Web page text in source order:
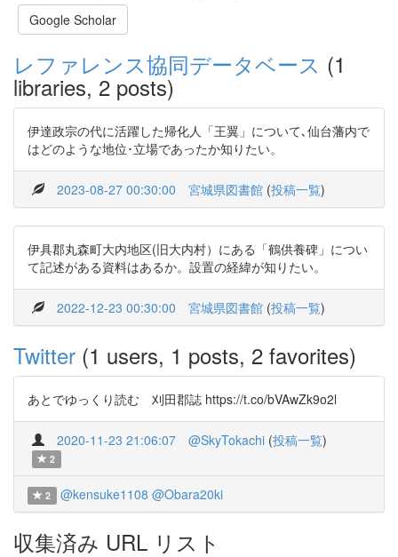
Google Scholar
レファレンス協同データベース (1
libraries, 2 posts)
伊達政宗の代に活躍した帰化人「王翼」について､仙台藩内で
はどのような地位･立場であったか知りたい。
2023-08-27 00:30:00 宮城県図書館 (投稿一覧)
伊具郡丸森町大内地区(旧大内村）にある「鶴供養碑」につい
て記述がある資料はあるか。設置の経緯が知りたい。
2022-12-23 00:30:00 宮城県図書館 (投稿一覧)
Twitter (1 users, 1 posts, 2 favorites)
あとでゆっくり読む 刈田郡誌 https://t.co/bVAwZk9o2l
2020-11-23 21:06:07 @SkyTokachi (投稿一覧)
2
2 @kensuke1108 @Obara20ki
収集済み URL リスト